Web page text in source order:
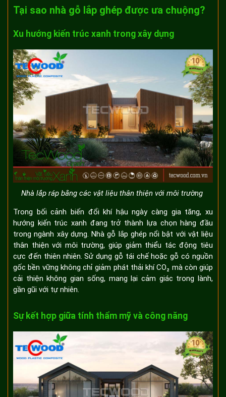
Tại sao nhà gỗ lắp ghép được ưa chuộng?
Xu hướng kiến trúc xanh trong xây dựng
Nhà lắp ráp bằng các vật liệu thân thiện với môi trường
Trong bối cảnh biến đổi khí hậu ngày càng gia tăng, xu
hướng kiến trúc xanh đang trở thành lựa chọn hàng đầu
trong ngành xây dựng. Nhà gỗ lắp ghép nổi bật với vật liệu
thân thiện với môi trường, giúp giảm thiểu tác động tiêu
cực đến thiên nhiên. Sử dụng gỗ tái chế hoặc gỗ có nguồn
gốc bền vững không chỉ giảm phát thải khí CO₂ mà còn giúp
cải thiện không gian sống, mang lại cảm giác trong lành,
gần gũi với tự nhiên.
Sự kết hợp giữa tính thẩm mỹ và công năng